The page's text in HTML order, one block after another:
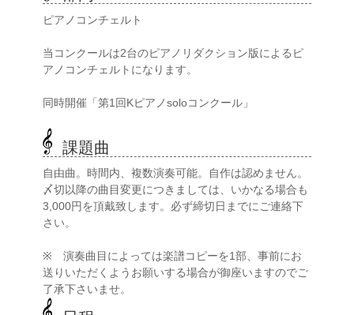
ピアノコンチェルト
当コンクールは2台のピアノリダクション版によるピ
アノコンチェルトになります。
同時開催「第1回Kピアノsoloコンクール」
課題曲
自由曲。時間内、複数演奏可能。自作は認めません。
〆切以降の曲目変更につきましては、いかなる場合も
3,000円を頂戴致します。必ず締切日までにご連絡下
さい。
※ 演奏曲目によっては楽譜コピーを1部、事前にお
送りいただくようお願いする場合が御座いますのでご
了承下さいませ。